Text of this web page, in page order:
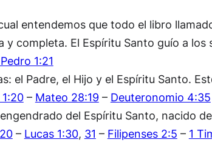
entendemos que todo el libro
completa. El Espíritu Santo guío a
1:21
el Padre, el Hijo y el Espíritu Santo.
– Mateo 28:19 – Deuteronomio 4:35
del Espíritu Santo, nacido
– Lucas 1:30, 31 – Filipenses 2:5 – 1